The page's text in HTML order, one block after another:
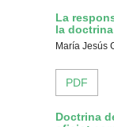
La
la
María Jesús
PDF
Doctrina